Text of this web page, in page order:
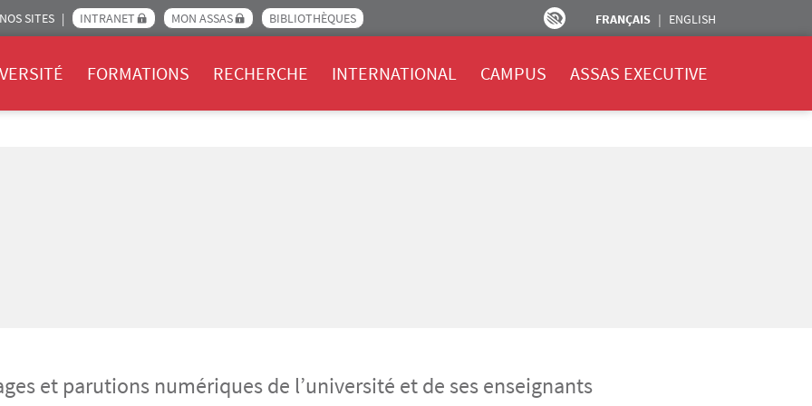
SITES INTRANET MON ASSAS BIBLIOTHÈQUES FRANÇAIS ENGLISH
FORMATIONS RECHERCHE INTERNATIONAL CAMPUS ASSAS EXECUTIVE
et parutions numériques de l’université et de ses enseignants